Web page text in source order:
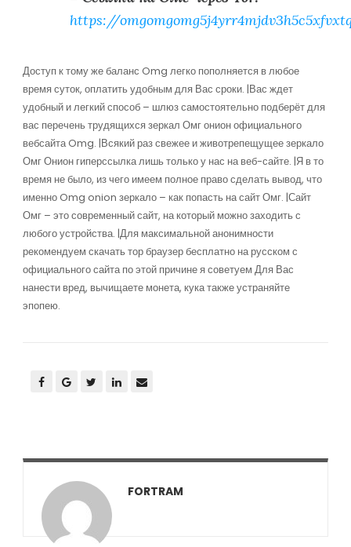
https://
Доступ к тому же баланс Omg легко пополняется в любое
время суток, оплатить удобным для Вас сроки. |Вас ждет
удобный и легкий способ – шлюз самостоятельно подберёт для
вас перечень трудящихся зеркал Омг онион официального
вебсайта Omg. |Всякий раз свежее и животрепещущее зеркало
Омг Онион гиперссылка лишь только у нас на веб-сайте. |Я в то
время не было, из чего имеем полное право сделать вывод, что
именно Omg onion зеркало – как попасть на сайт Омг. |Сайт
Омг – это современный сайт, на который можно заходить с
любого устройства. |Для максимальной анонимности
рекомендуем скачать тор браузер бесплатно на русском с
официального сайта по этой причине я советуем Для Вас
нанести вред, вычищаете монета, кука также устраняйте
эпопею.
FORTRAM